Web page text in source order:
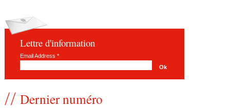
Lettre d'information
Email Address *
Dernier numéro